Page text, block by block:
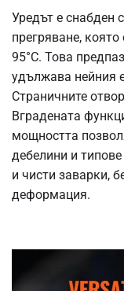
Уредът е снабден
прегряване,
95°C. Това
удължава нейния
Страничните
Вградената
мощността
дебелини и
и чисти заварки,
деформация.